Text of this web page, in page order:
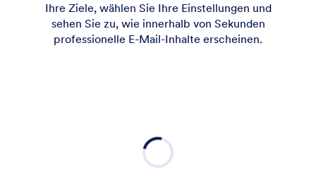
Ihre Ziele, wählen Sie Ihre Einstellungen und
sehen Sie zu, wie innerhalb von Sekunden
professionelle E-Mail-Inhalte erscheinen.